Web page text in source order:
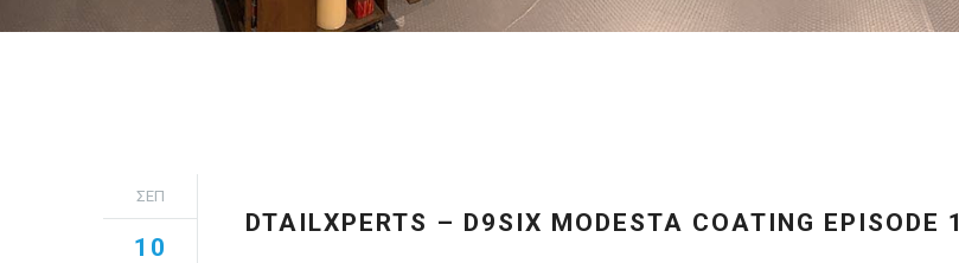
ΣΕΠ
10
DTAILXPERTS – D9SIX MODESTA COATING EPISODE 1